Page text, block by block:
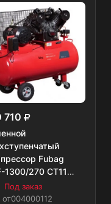
710
Fubag
1300/270 CT11
Под заказ
от004000112